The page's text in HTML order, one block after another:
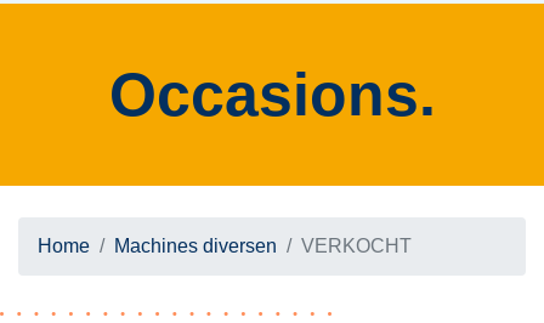
Occasions.
Home Machines diversen VERKOCHT